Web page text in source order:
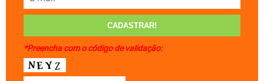
*Preencha com o código de validação: